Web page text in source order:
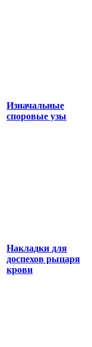
Изначальные
споровые узы
Накладки для
доспехов рыцаря
крови